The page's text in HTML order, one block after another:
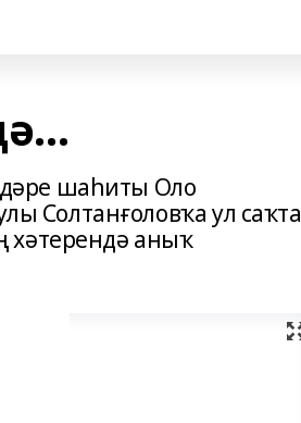
шаһиты Оло
Солтанғоловҡа ул саҡта
хәтерендә аныҡ